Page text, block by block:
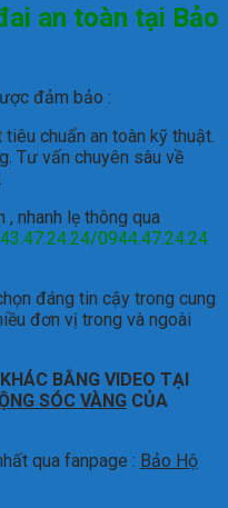
an toàn tại Bảo
đảm bảo :
chuẩn an toàn kỹ thuật.
Tư vấn chuyên sâu về
nhanh lẹ thông qua
0944.47.24.24
đáng tin cậy trong cung
đơn vị trong và ngoài
BẰNG VIDEO TẠI
SÓC VÀNG CỦA
qua fanpage : Bảo Hộ